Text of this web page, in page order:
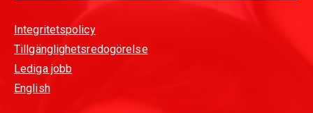
Integritetspolicy
Tillgänglighetsredogörelse
Lediga jobb
English